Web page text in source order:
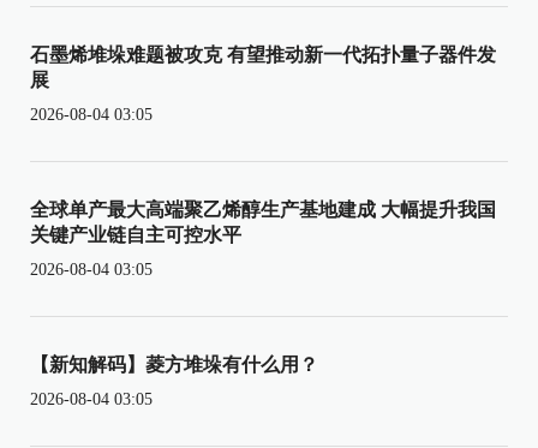
石墨烯堆垛难题被攻克 有望推动新一代拓扑量子器件发
展
2026-08-04 03:05
全球单产最大高端聚乙烯醇生产基地建成 大幅提升我国
关键产业链自主可控水平
2026-08-04 03:05
【新知解码】菱方堆垛有什么用？
2026-08-04 03:05